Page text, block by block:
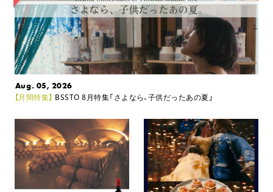
Aug. 05, 2026
【月間特集】 BSSTO 8月特集「さよなら、子供だったあの夏」